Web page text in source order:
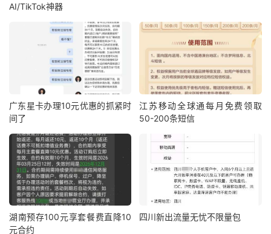
AI/TikTok神器
广东星卡办理10元优惠的抓紧时
间了
江苏移动全球通每月免费领取
50-200条短信
湖南预存100元享套餐费直降10
元合约
四川新出流量无忧不限量包